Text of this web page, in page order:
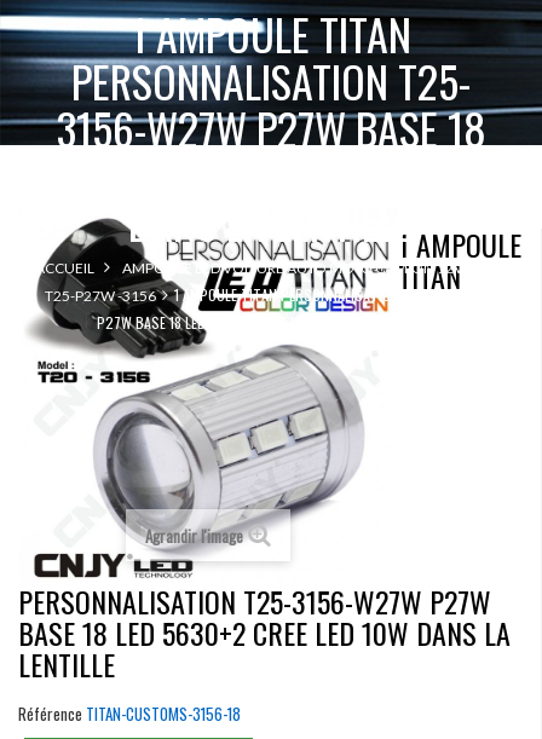
1 AMPOULE TITAN
PERSONNALISATION T25-
3156-W27W P27W BASE 18
DANS LA LENTILLE
ACCUEIL
AMPOULE LED VOITURE AUTO MOTO CAMION 12V 24V
T25-P27W -3156
1 AMPOULE TITAN PERSONNALISATION T25-3156-W27W
P27W BASE 18 LED 5630+2 CREE LED 10W DANS LA LENTILLE
Agrandir l'image
1 AMPOULE
TITAN
PERSONNALISATION T25-3156-W27W P27W
BASE 18 LED 5630+2 CREE LED 10W DANS LA
LENTILLE
Référence TITAN-CUSTOMS-3156-18